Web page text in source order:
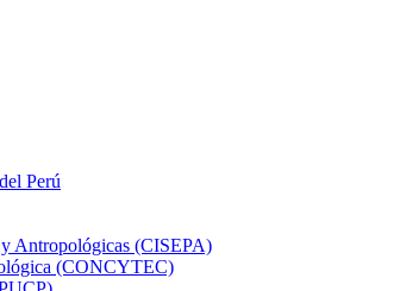
Perú
Antropológicas (CISEPA)
(CONCYTEC)